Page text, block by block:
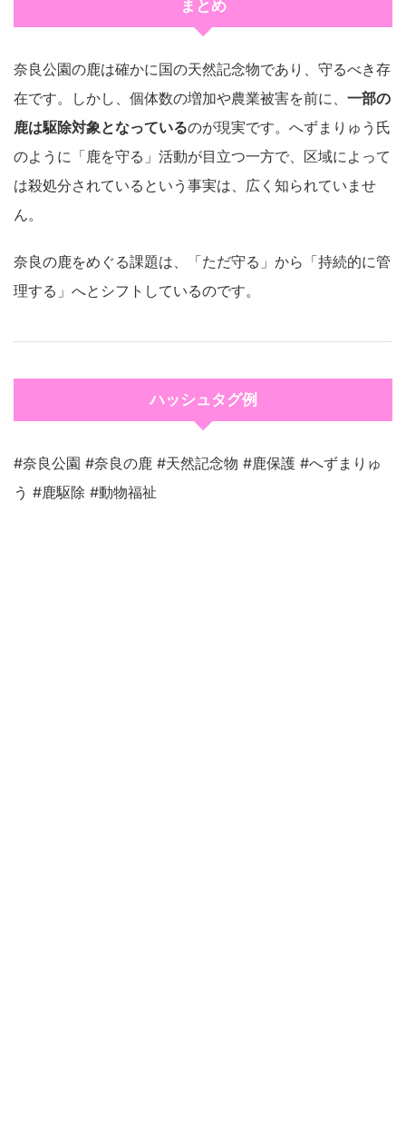
まとめ
奈良公園の鹿は確かに国の天然記念物であり、守るべき存
在です。しかし、個体数の増加や農業被害を前に、 一部の
鹿は駆除対象となっているのが現実です。へずまりゅう氏
のように「鹿を守る」活動が目立つ一方で、区域によって
は殺処分されているという事実は、広く知られていませ
ん。
奈良の鹿をめぐる課題は、「ただ守る」から「持続的に管
理する」へとシフトしているのです。
ハッシュタグ例
#奈良公園 #奈良の鹿 #天然記念物 #鹿保護 #へずまりゅ
う #鹿駆除 #動物福祉